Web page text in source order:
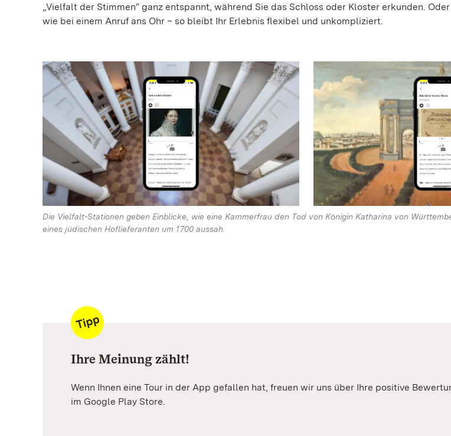
„Vielfalt der Stimmen“ ganz entspannt, während Sie das Schloss oder Kloster erkunden.
wie bei einem Anruf ans Ohr – so bleibt Ihr Erlebnis flexibel und unkompliziert.
Die Vielfalt-Stationen geben Einblicke, wie eine Kammerfrau den Tod von Königin Katharina von
eines jüdischen Hoflieferanten um 1700 aussah.
Ihre Meinung zählt!
Wenn Ihnen eine Tour in der App gefallen hat, freuen wir uns über Ihre positive
im Google Play Store.